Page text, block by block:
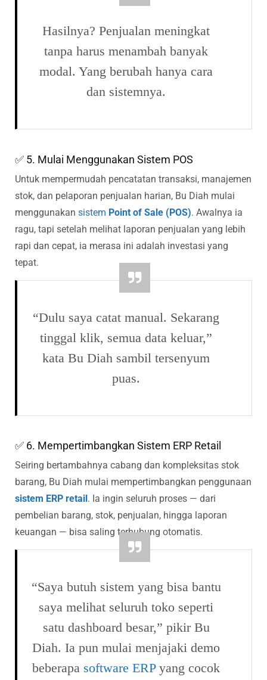
Hasilnya? Penjualan meningkat
tanpa harus menambah banyak
modal. Yang berubah hanya cara
dan sistemnya.
✅ 5. Mulai Menggunakan Sistem POS
Untuk mempermudah pencatatan transaksi, manajemen
stok, dan pelaporan penjualan harian, Bu Diah mulai
menggunakan sistem Point of Sale (POS). Awalnya ia
ragu, tapi setelah melihat laporan penjualan yang lebih
rapi dan cepat, ia merasa ini adalah investasi yang
tepat.
“Dulu saya catat manual. Sekarang
tinggal klik, semua data keluar,”
kata Bu Diah sambil tersenyum
puas.
✅ 6. Mempertimbangkan Sistem ERP Retail
Seiring bertambahnya cabang dan kompleksitas stok
barang, Bu Diah mulai mempertimbangkan penggunaan
sistem ERP retail. Ia ingin seluruh proses — dari
pembelian barang, stok, penjualan, hingga laporan
keuangan — bisa saling terhubung otomatis.
“Saya butuh sistem yang bisa bantu
saya melihat seluruh toko seperti
satu dashboard besar,” pikir Bu
Diah. Ia pun mulai menjajaki demo
beberapa software ERPyang cocok